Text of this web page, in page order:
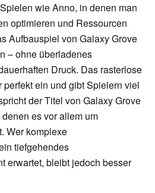
wie Anno, in denen man
optimieren und Ressourcen
Aufbauspiel von Galaxy Grove
– ohne überladenes
Druck. Das rasterlose
perfekt ein und gibt Spielern viel
der Titel von Galaxy Grove
es vor allem um
Wer komplexe
tiefgehendes
erwartet, bleibt jedoch besser